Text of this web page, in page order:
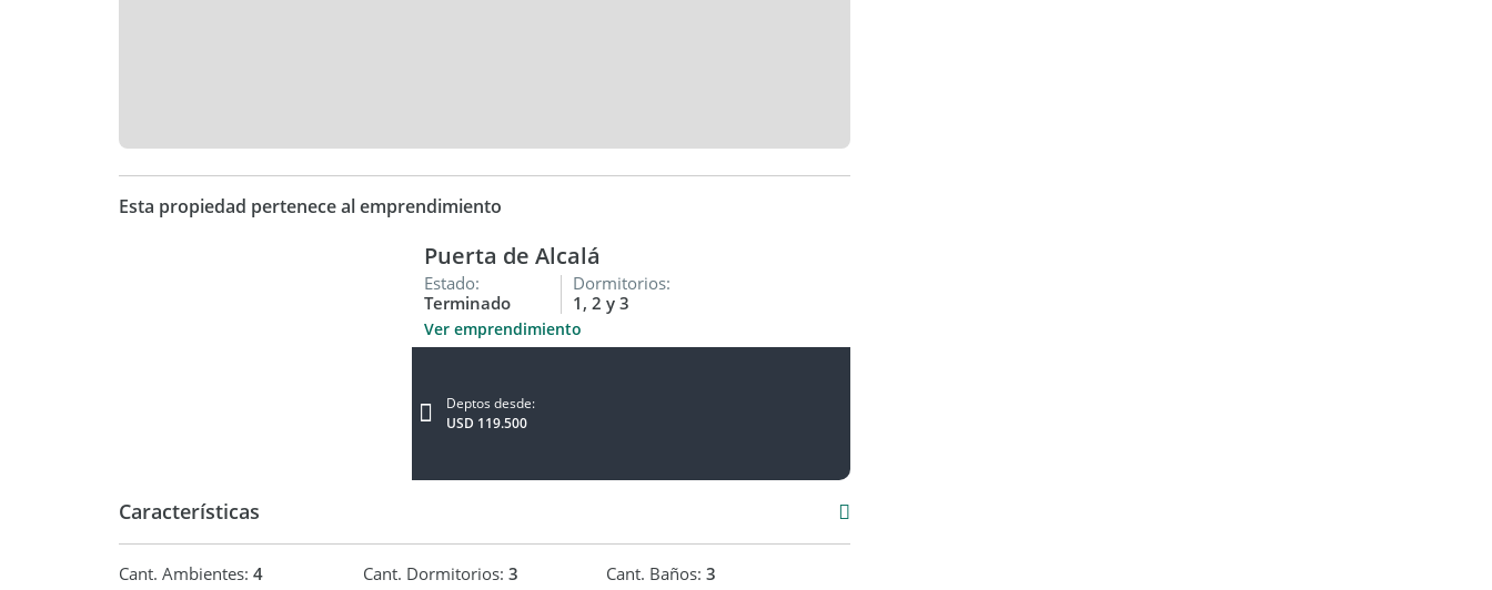
Esta propiedad pertenece al emprendimiento
Puerta de Alcalá
Estado:
Terminado
Dormitorios:
1, 2 y 3
Ver emprendimiento
Deptos desde:
USD 119.500
Características
Cant. Ambientes: 4 Cant. Dormitorios: 3 Cant. Baños:3